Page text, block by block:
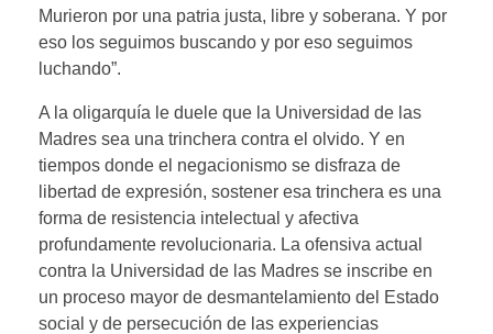
Murieron por una patria justa, libre y soberana. Y por
eso los seguimos buscando y por eso seguimos
luchando”.
A la oligarquía le duele que la Universidad de las
Madres sea una trinchera contra el olvido. Y en
tiempos donde el negacionismo se disfraza de
libertad de expresión, sostener esa trinchera es una
forma de resistencia intelectual y afectiva
profundamente revolucionaria. La ofensiva actual
contra la Universidad de las Madres se inscribe en
un proceso mayor de desmantelamiento del Estado
social y de persecución de las experiencias